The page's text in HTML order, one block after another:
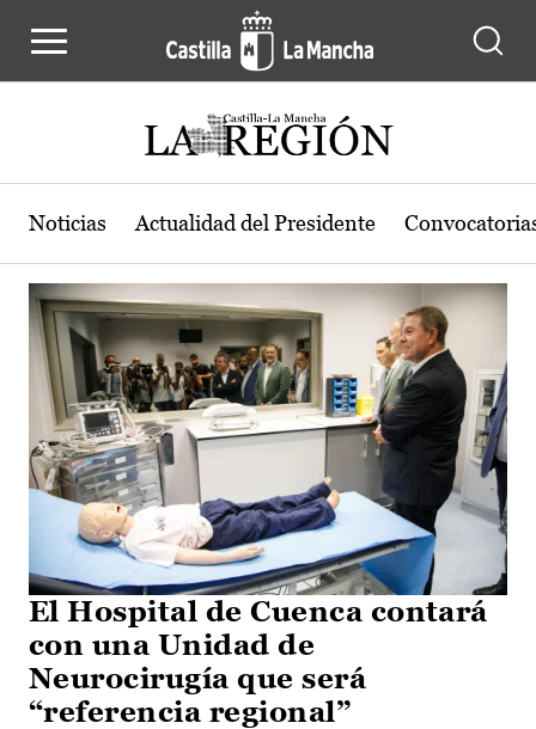
Actualidad de la región de Castilla-
Noticias Actualidad del Presidente
El Hospital de Cuenca contará
con una Unidad de
Neurocirugía que será
“referencia regional”